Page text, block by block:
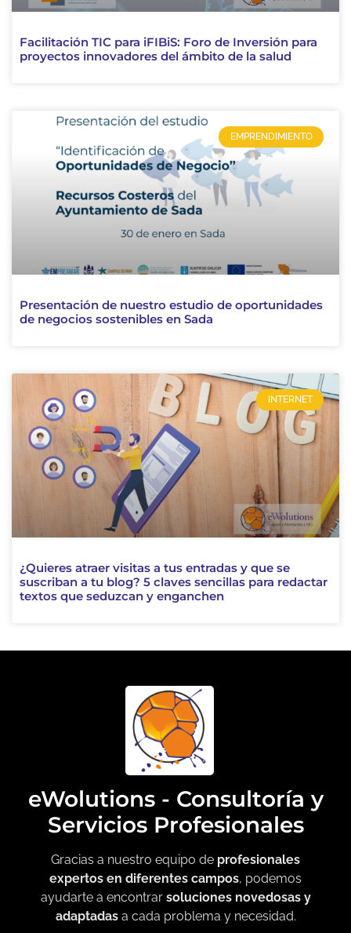
Facilitación TIC para iFIBiS: Foro de Inversión para
proyectos innovadores del ámbito de la salud
EMPRENDIMIENTO
Presentación de nuestro estudio de oportunidades
de negocios sostenibles en Sada
INTERNET
¿Quieres atraer visitas a tus entradas y que se
suscriban a tu blog? 5 claves sencillas para redactar
textos que seduzcan y enganchen
eWolutions - Consultoría y
Servicios Profesionales
Gracias a nuestro equipo de profesionales
expertos en diferentes campos, podemos
ayudarte a encontrar soluciones novedosas y
adaptadasa cada problema y necesidad.